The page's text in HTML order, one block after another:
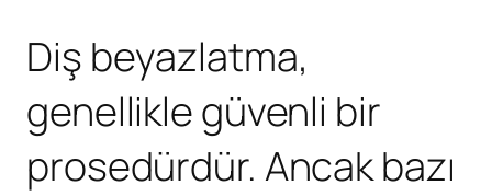
Diş beyazlatma,
genellikle güvenli bir
prosedürdür. Ancak bazı